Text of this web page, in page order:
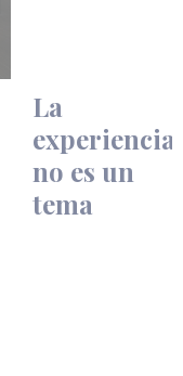
La
experiencia
no es un
tema